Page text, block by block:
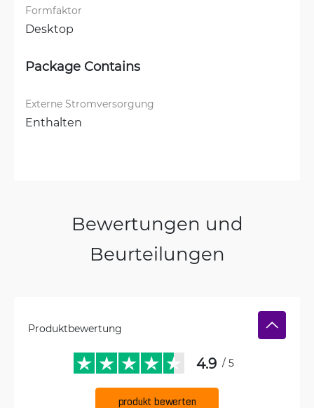
Formfaktor
Desktop
Package Contains
Externe Stromversorgung
Enthalten
Bewertungen und
Beurteilungen
Produktbewertung
4.9 / 5
produkt bewerten